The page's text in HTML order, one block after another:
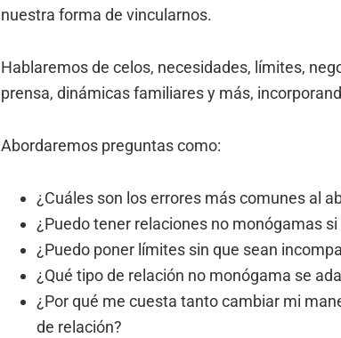
nuestra forma de vincularnos.
Hablaremos de celos, necesidades, límites,
prensa, dinámicas familiares y más,
Abordaremos preguntas como:
¿Cuáles son los errores más comunes al
¿Puedo tener relaciones no monógamas
¿Puedo poner límites sin que sean
¿Qué tipo de relación no monógama se
¿Por qué me cuesta tanto cambiar mi
de relación?